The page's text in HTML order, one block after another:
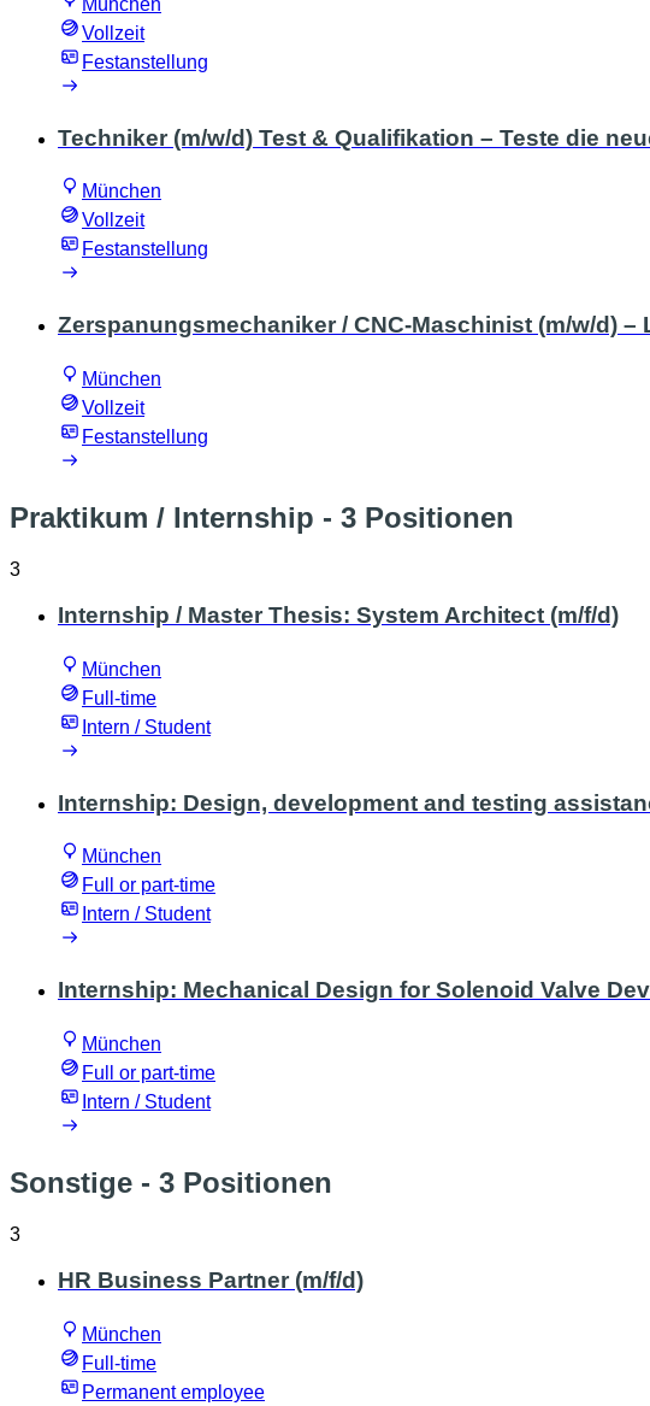
Vollzeit
Festanstellung
Techniker (m/w/d) Test & Qualifikation – Teste die
München
Vollzeit
Festanstellung
Zerspanungsmechaniker / CNC-Maschinist (m/w/d) –
München
Vollzeit
Festanstellung
Praktikum / Internship - 3 Positionen
3
Internship / Master Thesis: System Architect (m/f/d)
München
Full-time
Intern / Student
Internship: Design, development and testing
München
Full or part-time
Intern / Student
Internship: Mechanical Design for Solenoid Valve
München
Full or part-time
Intern / Student
Sonstige - 3 Positionen
3
HR Business Partner (m/f/d)
München
Full-time
Permanent employee